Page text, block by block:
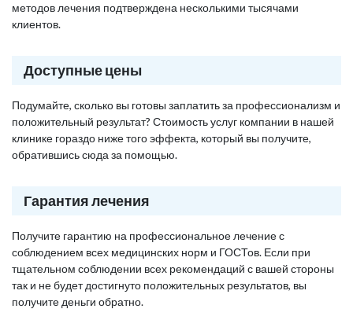
методов лечения подтверждена несколькими тысячами
клиентов.
Доступные цены
Подумайте, сколько вы готовы заплатить за профессионализм и
положительный результат? Стоимость услуг компании в нашей
клинике гораздо ниже того эффекта, который вы получите,
обратившись сюда за помощью.
Гарантия лечения
Получите гарантию на профессиональное лечение с
соблюдением всех медицинских норм и ГОСТов. Если при
тщательном соблюдении всех рекомендаций с вашей стороны
так и не будет достигнуто положительных результатов, вы
получите деньги обратно.